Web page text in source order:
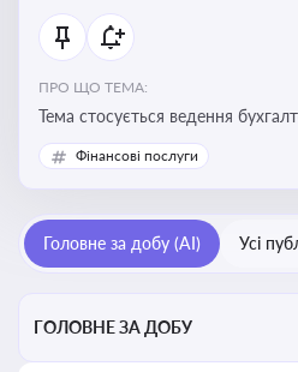
ПРО ЩО ТЕМА:
Тема стосується ведення
складання фінансової звітності
національних і міжнародних
Фінансові послуги
Головне за добу (AI) Усі
ГОЛОВНЕ ЗА ДОБУ